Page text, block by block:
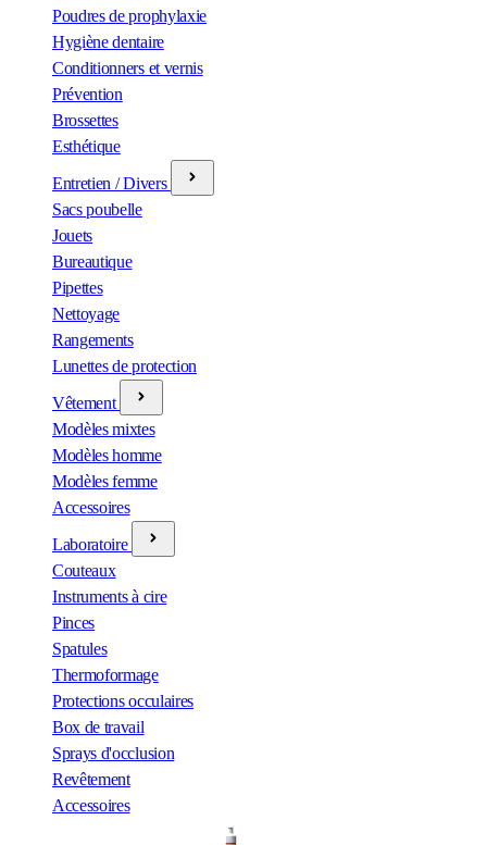
Poudres de prophylaxie
Hygiène dentaire
Conditionners et vernis
Prévention
Brossettes
Esthétique
Entretien / Divers
Sacs poubelle
Jouets
Bureautique
Pipettes
Nettoyage
Rangements
Lunettes de protection
Vêtement
Modèles mixtes
Modèles homme
Modèles femme
Accessoires
Laboratoire
Couteaux
Instruments à cire
Pinces
Spatules
Thermoformage
Protections occulaires
Box de travail
Sprays d'occlusion
Revêtement
Accessoires